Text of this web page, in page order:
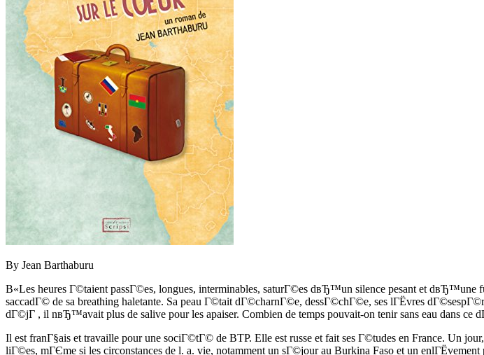
By Jean Barthaburu
В«Les heures Г©taient passГ©es, longues, interminables, saturГ©es dвЂ™un silence pesant et
saccadГ© de sa breathing haletante. Sa peau Г©tait dГ©charnГ©e, dessГ©chГ©e, ses lГЁvres
dГ©jГ , il nвЂ™avait plus de salive pour les apaiser. Combien de temps pouvait-on tenir sans eau dans ce
Il est franГ§ais et travaille pour une sociГ©tГ© de BTP. Elle est russe et fait ses Г©tudes en France. Un
liГ©es, mГЄme si les circonstances de l. a. vie, notamment un sГ©jour au Burkina Faso et un